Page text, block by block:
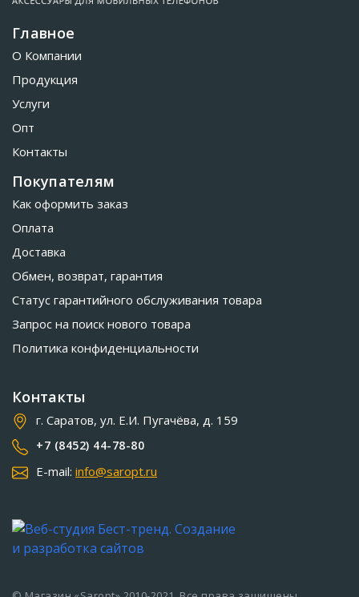
Главное
О Компании
Продукция
Услуги
Опт
Контакты
Покупателям
Как оформить заказ
Оплата
Доставка
Обмен, возврат, гарантия
Статус гарантийного обслуживания товара
Запрос на поиск нового товара
Политика конфиденциальности
Контакты
г. Саратов, ул. Е.И. Пугачёва, д. 159
+7 (8452) 44-78-80
E-mail: info@saropt.ru